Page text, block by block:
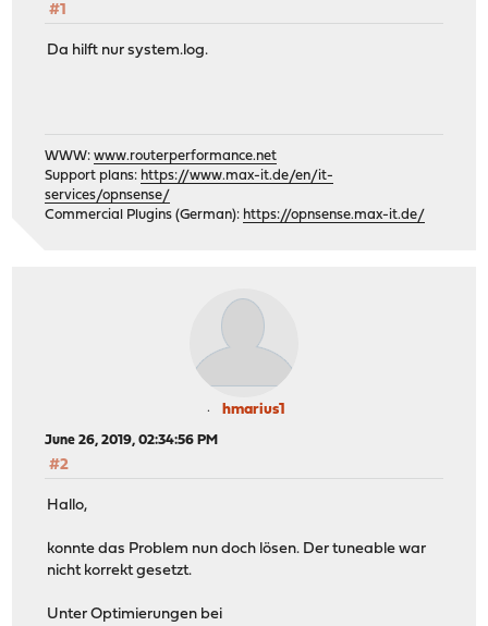
#1
Da hilft nur system.log.
WWW:www.routerperformance.net
Support plans: https://www.max-it.de/en/it-
services/opnsense/
Commercial Plugins (German): https://opnsense.max-it.de/
hmarius1
June 26, 2019, 02:34:56 PM
#2
Hallo,
konnte das Problem nun doch lösen. Der tuneable war
nicht korrekt gesetzt.
Unter Optimierungen bei